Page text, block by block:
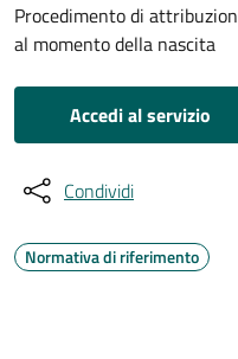
Procedimento di
al momento della nascita
Accedi al servizio
Condividi
Normativa di riferimento